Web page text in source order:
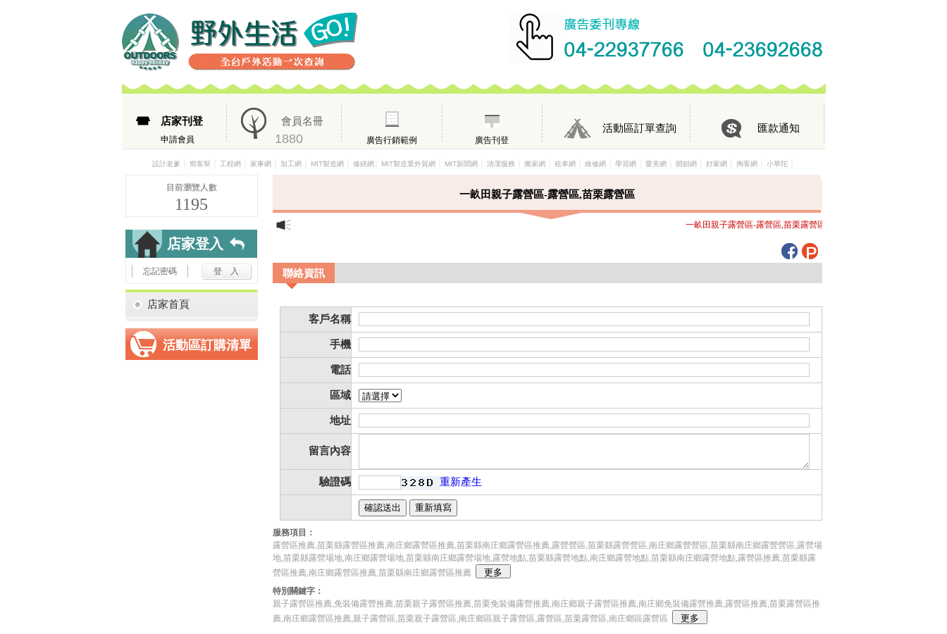
店家刊登
申請會員
會員名冊
1880 廣告行銷範例 廣告刊登
活動區訂單查詢 匯款通知
設計老爹 窩客幫 工程網 家事網 加工網 MIT製造網 修繕網 MIT製造業外貿網 MIT新聞網 清潔服務 搬家網 租車網 維修網 學習網 愛美網 開鎖網 好家網 掏客網 小華陀
目前瀏覽人數
1195
店家登入
忘記密碼
店家首頁
活動區訂購清單
一畝田親子露營區-露營區,苗栗露營區
一畝田親子露營區-露營區,苗栗露營區歡迎來電洽詢，竭誠為您服務
聯絡資訊
客戶名稱
手機
電話
區域
地址
留言內容
驗證碼 重新產生
服務項目：
露營區推薦,苗栗縣露營區推薦,南庄鄉露營區推薦,苗栗縣南庄鄉露營區推薦,露營營區,苗栗縣露營營區,南庄鄉露營營區,苗栗縣南庄鄉露營營區,露營場
地,苗栗縣露營場地,南庄鄉露營場地,苗栗縣南庄鄉露營場地,露營地點,苗栗縣露營地點,南庄鄉露營地點,苗栗縣南庄鄉露營地點,露營區推薦,苗栗縣露
營區推薦,南庄鄉露營區推薦,苗栗縣南庄鄉露營區推薦
特別關鍵字：
親子露營區推薦,免裝備露營推薦,苗栗親子露營區推薦,苗栗免裝備露營推薦,南庄鄉親子露營區推薦,南庄鄉免裝備露營推薦,露營區推薦,苗栗露營區推
薦,南庄鄉露營區推薦,親子露營區,苗栗親子露營區,南庄鄉區親子露營區,露營區,苗栗露營區,南庄鄉區露營區